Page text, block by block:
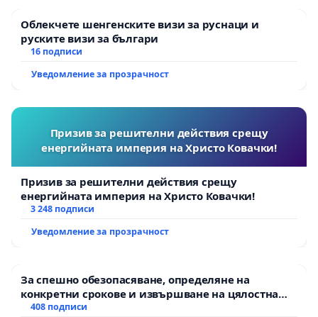
Облекчете шенгенските визи за руснаци и
руските визи за българи
16 подписи
Уведомление за прозрачност
Призив за решителни действия срещу
енергийната империя на Христо Ковачки!
Призив за решителни действия срещу
енергийната империя на Христо Ковачки!
3 248 подписи
Уведомление за прозрачност
За спешно обезопасяване, определяне на
конкретни срокове и извършване на цялостна
рехабилитация на републиканския път между
408 подписи